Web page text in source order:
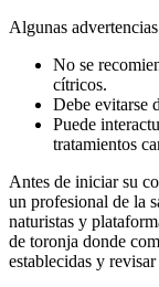
Algunas
No se
cítricos.
Debe evitarse
Puede
tratamientos
Antes de iniciar su
un profesional de la
naturistas y
de toronja donde
establecidas y